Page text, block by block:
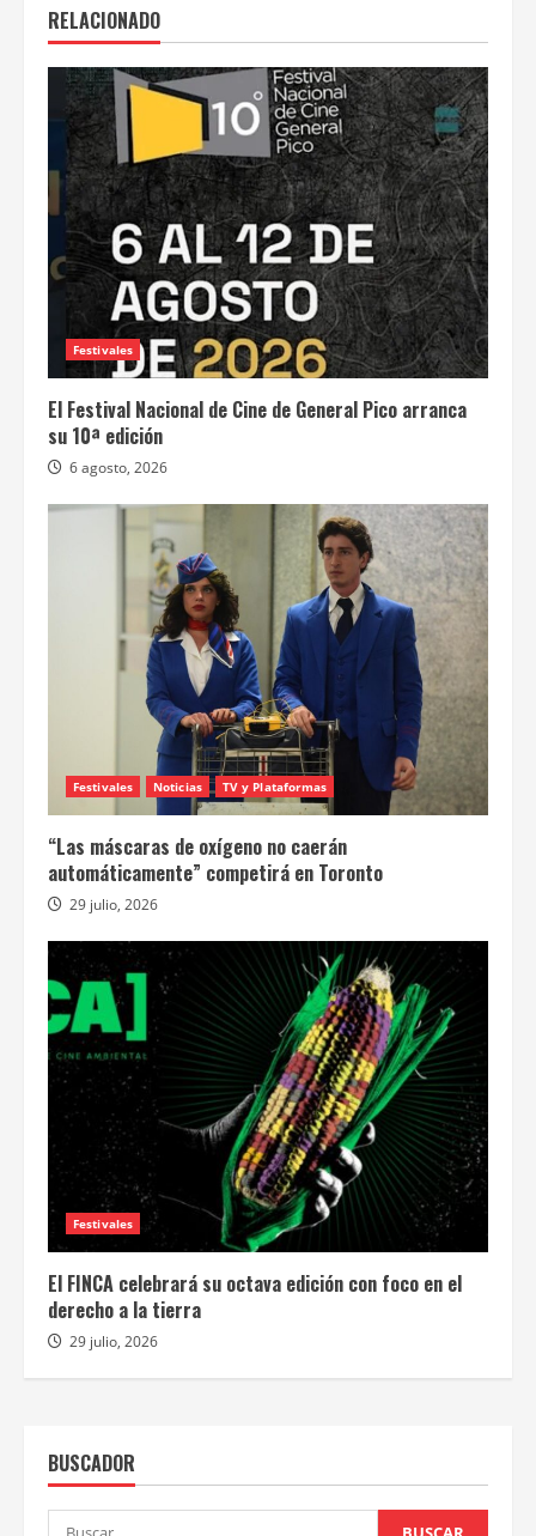
RELACIONADO
Festivales
El Festival Nacional de Cine de General Pico arranca
su 10ª edición
6 agosto, 2026
Festivales Noticias TV y Plataformas
“Las máscaras de oxígeno no caerán
automáticamente” competirá en Toronto
29 julio, 2026
Festivales
El FINCA celebrará su octava edición con foco en el
derecho a la tierra
29 julio, 2026
BUSCADOR
Buscar: